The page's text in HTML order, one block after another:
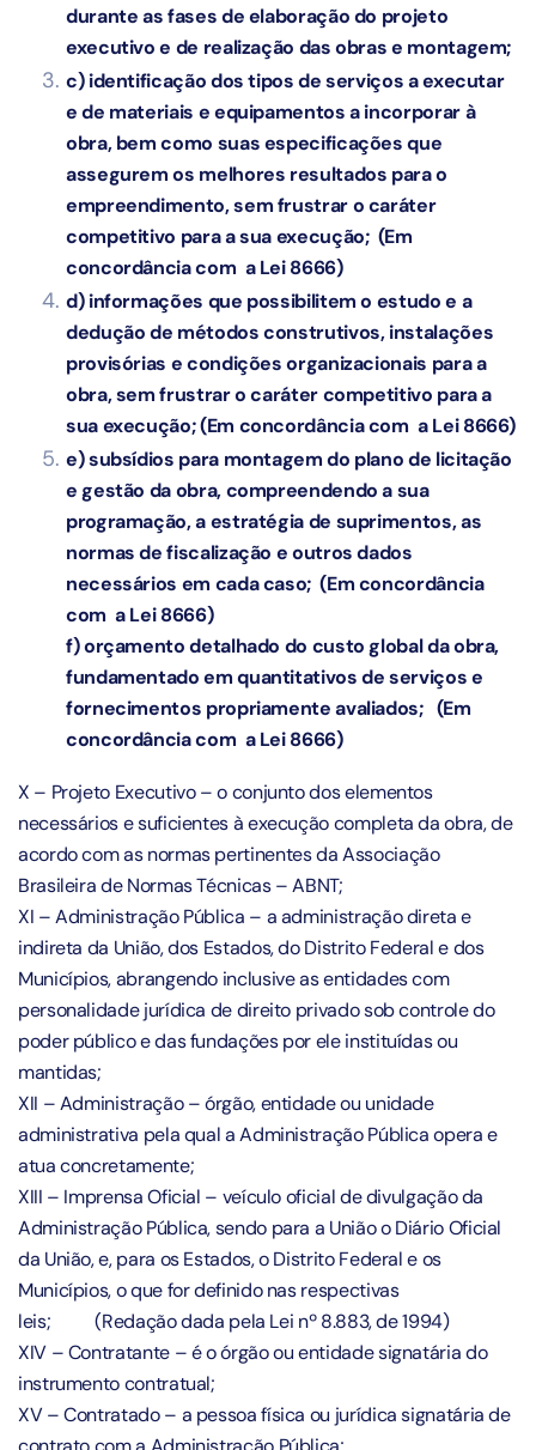
durante as fases de elaboração do projeto
executivo e de realização das obras e montagem;
c) identificação dos tipos de serviços a executar
e de materiais e equipamentos a incorporar à
obra, bem como suas especificações que
assegurem os melhores resultados para o
empreendimento, sem frustrar o caráter
competitivo para a sua execução; (Em
concordância com a Lei 8666)
d) informações que possibilitem o estudo e a
dedução de métodos construtivos, instalações
provisórias e condições organizacionais para a
obra, sem frustrar o caráter competitivo para a
sua execução; (Em concordância com a Lei 8666)
e) subsídios para montagem do plano de licitação
e gestão da obra, compreendendo a sua
programação, a estratégia de suprimentos, as
normas de fiscalização e outros dados
necessários em cada caso; (Em concordância
com a Lei 8666)
f) orçamento detalhado do custo global da obra,
fundamentado em quantitativos de serviços e
fornecimentos propriamente avaliados; (Em
concordância com a Lei 8666)
X – Projeto Executivo – o conjunto dos elementos
necessários e suficientes à execução completa da obra, de
acordo com as normas pertinentes da Associação
Brasileira de Normas Técnicas – ABNT;
XI – Administração Pública – a administração direta e
indireta da União, dos Estados, do Distrito Federal e dos
Municípios, abrangendo inclusive as entidades com
personalidade jurídica de direito privado sob controle do
poder público e das fundações por ele instituídas ou
mantidas;
XII – Administração – órgão, entidade ou unidade
administrativa pela qual a Administração Pública opera e
atua concretamente;
XIII – Imprensa Oficial – veículo oficial de divulgação da
Administração Pública, sendo para a União o Diário Oficial
da União, e, para os Estados, o Distrito Federal e os
Municípios, o que for definido nas respectivas
leis;
(Redação dada pela Lei nº 8.883, de 1994)
XIV – Contratante – é o órgão ou entidade signatária do
instrumento contratual;
XV – Contratado – a pessoa física ou jurídica signatária de